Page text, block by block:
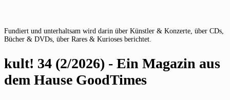
Fundiert und unterhaltsam wird darin über Künstler & Konzerte, über CDs,
Bücher & DVDs, über Rares & Kurioses berichtet.
kult! 34 (2/2026) - Ein Magazin aus
dem Hause GoodTimes